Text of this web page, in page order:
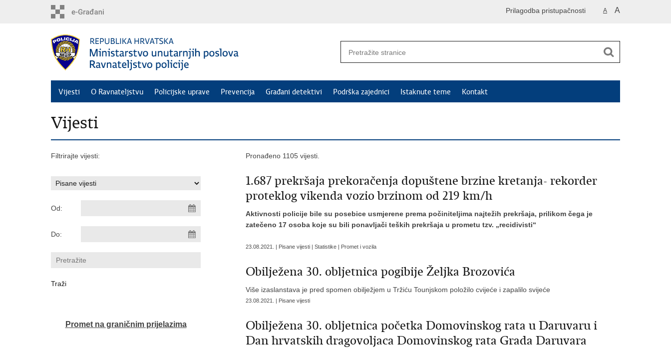
A A
Prilagodba pristupačnosti
Vijesti O Ravnateljstvu Policijske uprave Prevencija Građani detektivi Podrška zajednici Istaknute teme Kontakt
Vijesti
Filtrirajte vijesti:
Od:
Do:
Promet na graničnim prijelazima
Pronađeno 1105 vijesti.
1.687 prekršaja prekoračenja dopuštene brzine kretanja- rekorder
proteklog vikenda vozio brzinom od 219 km/h
Aktivnosti policije bile su posebice usmjerene prema počiniteljima najtežih prekršaja, prilikom čega je
zatečeno 17 osoba koje su bili ponavljači teških prekršaja u prometu tzv. „recidivisti“
23.08.2021. | Pisane vijesti | Statistike | Promet i vozila
Obilježena 30. obljetnica pogibije Željka Brozovića
Više izaslanstava je pred spomen obilježjem u Tržiću Tounjskom položilo cvijeće i zapalilo svijeće
23.08.2021. | Pisane vijesti
Obilježena 30. obljetnica početka Domovinskog rata u Daruvaru i
Dan hrvatskih dragovoljaca Domovinskog rata Grada Daruvara